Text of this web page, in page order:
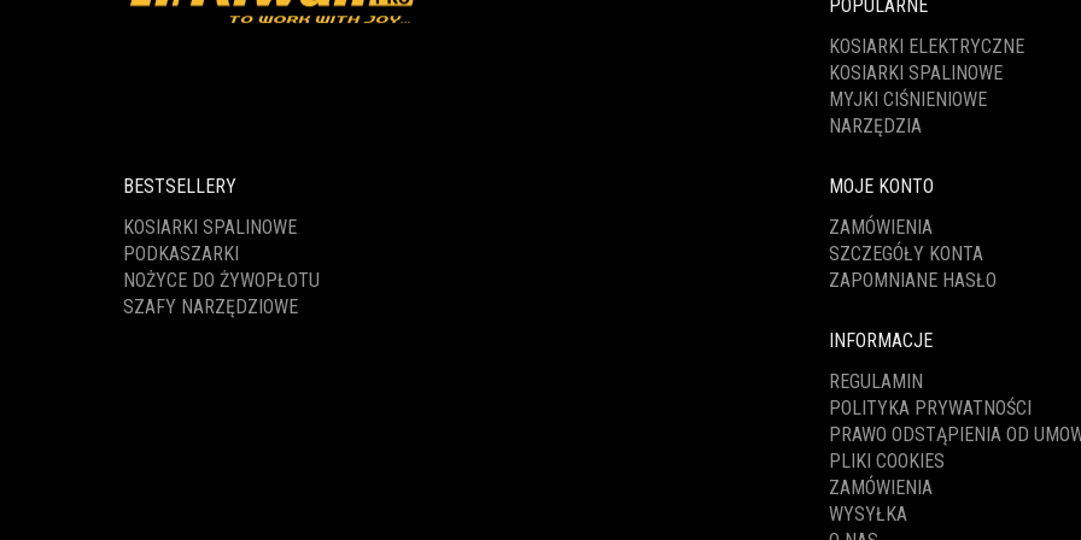
POPULARNE
KOSIARKI ELEKTRYCZNE
KOSIARKI SPALINOWE
MYJKI CIŚNIENIOWE
NARZĘDZIA
BESTSELLERY
KOSIARKI SPALINOWE
PODKASZARKI
NOŻYCE DO ŻYWOPŁOTU
SZAFY NARZĘDZIOWE
MOJE KONTO
ZAMÓWIENIA
SZCZEGÓŁY KONTA
ZAPOMNIANE HASŁO
INFORMACJE
REGULAMIN
POLITYKA PRYWATNOŚCI
PRAWO ODSTĄPIENIA OD
PLIKI COOKIES
ZAMÓWIENIA
WYSYŁKA